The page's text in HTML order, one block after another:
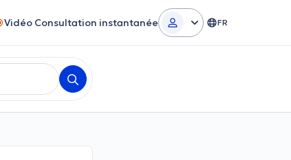
Vidéo Consultation instantanée FR